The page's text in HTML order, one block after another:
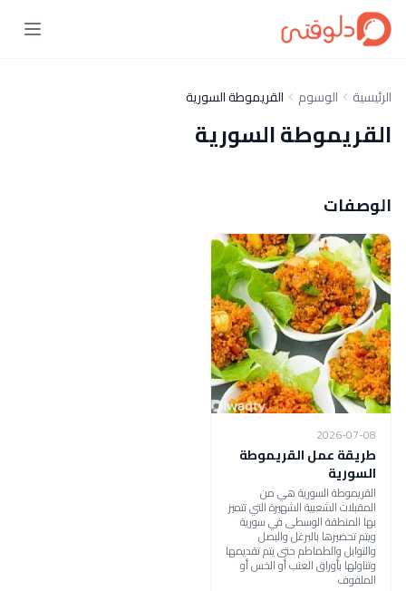
الرئيسية الوسوم القريموطة السورية
القريموطة السورية
الوصفات
2026-07-08
طريقة عمل القريموطة
السورية
القريموطة السورية هي من
المقبلات الشعبية الشهيرة التي تتميز
بها المنطقة الوسطى في سورية
ويتم تحضيرها بالبرغل والبصل
والتوابل والطماطم حتى يتم تقديمها
وتناولها بأوراق العنب أو الخس أو
الملفوف